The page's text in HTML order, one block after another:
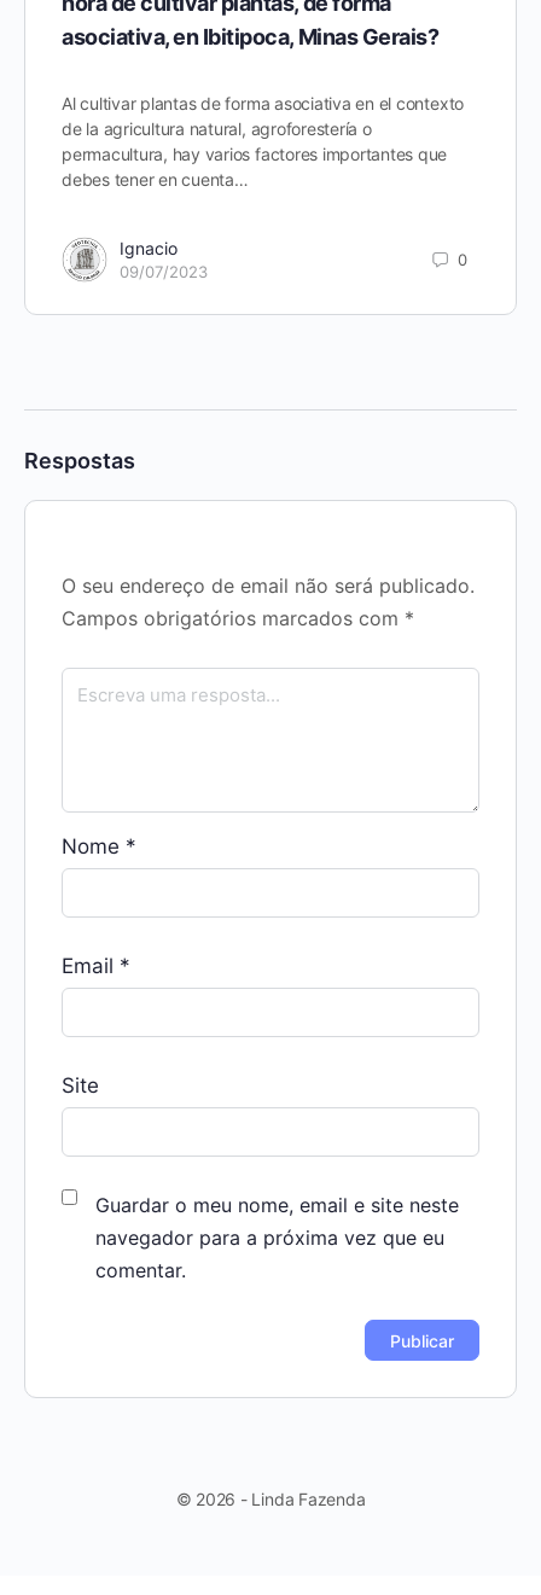
asociativa, en Ibitipoca, Minas Gerais?
Al cultivar plantas de forma asociativa en el contexto
de la agricultura natural, agroforestería o
permacultura, hay varios factores importantes que
debes tener en cuenta…
Ignacio
09/07/2023
0
Respostas
O seu endereço de email não será publicado.
Campos obrigatórios marcados com *
Nome *
Email *
Site
Guardar o meu nome, email e site neste
navegador para a próxima vez que eu
comentar.
© 2026 - Linda Fazenda